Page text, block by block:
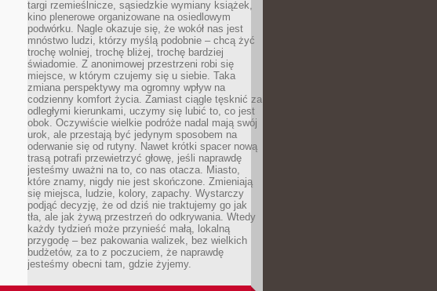
targi rzemieślnicze, sąsiedzkie wymiany książek,
kino plenerowe organizowane na osiedlowym
podwórku. Nagle okazuje się, że wokół nas jest
mnóstwo ludzi, którzy myślą podobnie – chcą żyć
trochę wolniej, trochę bliżej, trochę bardziej
świadomie. Z anonimowej przestrzeni robi się
miejsce, w którym czujemy się u siebie. Taka
zmiana perspektywy ma ogromny wpływ na
codzienny komfort życia. Zamiast ciągle tęsknić za
odległymi kierunkami, uczymy się lubić to, co jest
obok. Oczywiście wielkie podróże nadal mają swój
urok, ale przestają być jedynym sposobem na
oderwanie się od rutyny. Nawet krótki spacer nową
trasą potrafi przewietrzyć głowę, jeśli naprawdę
jesteśmy uważni na to, co nas otacza. Miasto,
które znamy, nigdy nie jest skończone. Zmieniają
się miejsca, ludzie, kolory, zapachy. Wystarczy
podjąć decyzję, że od dziś nie traktujemy go jak
tła, ale jak żywą przestrzeń do odkrywania. Wtedy
każdy tydzień może przynieść małą, lokalną
przygodę – bez pakowania walizek, bez wielkich
budżetów, za to z poczuciem, że naprawdę
jesteśmy obecni tam, gdzie żyjemy.